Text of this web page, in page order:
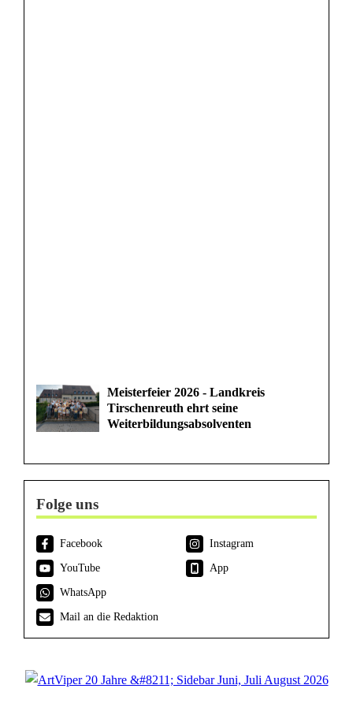
Meisterfeier 2026 - Landkreis
Tirschenreuth ehrt seine
Weiterbildungsabsolventen
Folge uns
Facebook
Instagram
YouTube
App
WhatsApp
Mail an die Redaktion